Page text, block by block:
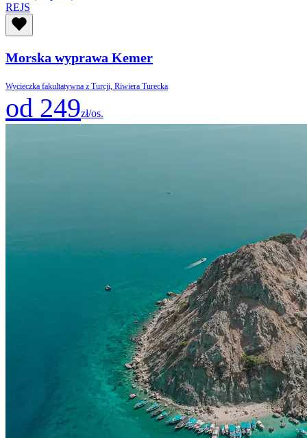
REJS
Morska wyprawa Kemer
Wycieczka fakultatywna z Turcji, Riwiera Turecka
od 249zł/os.